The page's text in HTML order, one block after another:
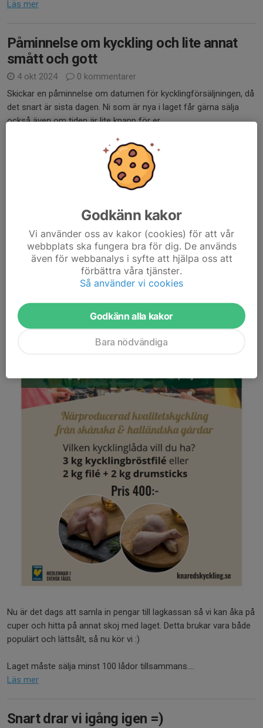
Läs mer
Påminnelse om kyckling och lite annat
smått och gott
4 okt 2024
0 kommentarer
Skickar en påminnelse om datumen för kycklingförsäljningen, då
det snart är sista dagen. Ni som är nya i laget får gärna sälja
också även om tiden är lite knapp för er.
- meddela...
Kycklingförsäljning
22 aug 2024 0 kommentarer
Nu är det dags att samla in pengar till lagkassan så vi kan åka på
cuper och hitta på annat skoj med laget. Detta brukar vara både
populärt och lättsålt, så nu kör vi :)
Laget måste sälja minst 100 lådor tillsammans....
Läs mer
Snart drar vi igång igen =)
Godkänn kakor
Vi använder oss av kakor (cookies) för att vår
webbplats ska fungera bra för dig. De används
även för webbanalys i syfte att hjälpa oss att
förbättra våra tjänster.
Så använder vi cookies
Godkänn alla kakor
Bara nödvändiga